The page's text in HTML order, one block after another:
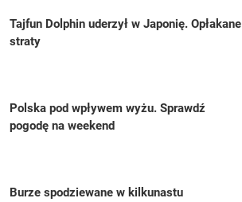
Tajfun Dolphin uderzył w Japonię. Opłakane
straty
Polska pod wpływem wyżu. Sprawdź
pogodę na weekend
Burze spodziewane w kilkunastu